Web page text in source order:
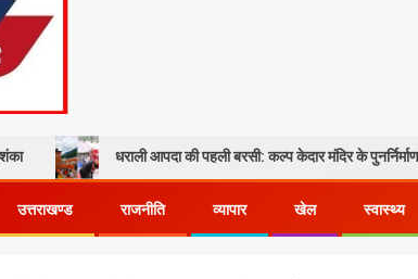
धराली आपदा की पहली बरसी: कल्प केदार मंदिर के पुनर्निर्माण की तैयारी शुरू,
उत्तराखण्ड राजनीति व्यापार खेल स्वास्थ्य